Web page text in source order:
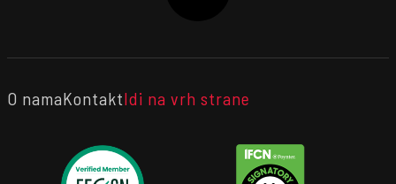
O namaKontaktIdi na vrh strane